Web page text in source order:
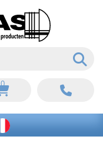
0